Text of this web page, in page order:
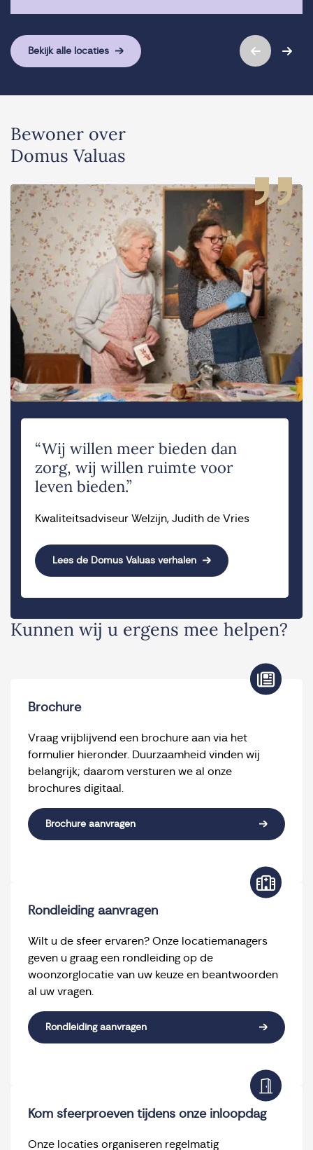
Bekijk alle locaties
Kunnen wij u ergens mee helpen?
Brochure
Vraag vrijblijvend een brochure aan via het
formulier hieronder. Duurzaamheid vinden wij
belangrijk; daarom versturen we al onze
brochures digitaal.
Brochure aanvragen
Rondleiding aanvragen
Wilt u de sfeer ervaren? Onze locatiemanagers
geven u graag een rondleiding op de
woonzorglocatie van uw keuze en beantwoorden
al uw vragen.
Rondleiding aanvragen
Kom sfeerproeven tijdens onze inloopdag
Onze locaties organiseren regelmatig
Bewoner over
Domus Valuas
“Wij willen meer bieden dan
zorg, wij willen ruimte voor
leven bieden.”
Kwaliteitsadviseur Welzijn, Judith de Vries
Lees de Domus Valuas verhalen